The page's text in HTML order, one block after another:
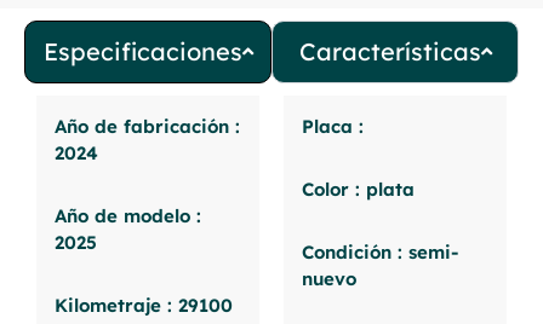
Especificaciones
Año de fabricación :
2024
Año de modelo :
2025
Kilometraje : 29100
Características
Placa :
Color : plata
Condición : semi-
nuevo